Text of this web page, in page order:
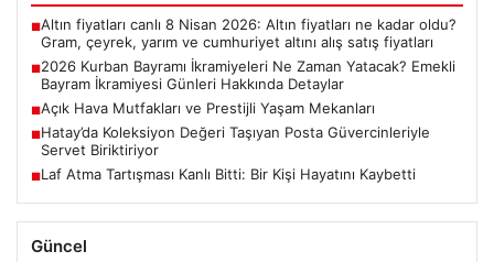
■Altın fiyatları canlı 8 Nisan 2026: Altın fiyatları ne kadar oldu?
Gram, çeyrek, yarım ve cumhuriyet altını alış satış fiyatları
■2026 Kurban Bayramı İkramiyeleri Ne Zaman Yatacak? Emekli
Bayram İkramiyesi Günleri Hakkında Detaylar
■Açık Hava Mutfakları ve Prestijli Yaşam Mekanları
■Hatay’da Koleksiyon Değeri Taşıyan Posta Güvercinleriyle
Servet Biriktiriyor
■Laf Atma Tartışması Kanlı Bitti: Bir Kişi Hayatını Kaybetti
Güncel